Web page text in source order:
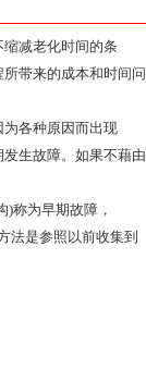
减老化时间的条
带来的成本和时间问
各种原因而出现
生故障。如果不藉由
称为早期故障，
法是参照以前收集到